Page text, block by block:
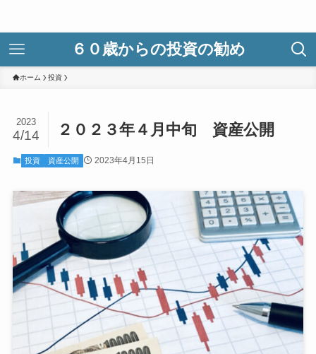
６０歳からの投資の勧め
ホーム 投資
２０２３年４月中旬 資産公開
2023
4/14
投資 資産公開 2023年4月15日